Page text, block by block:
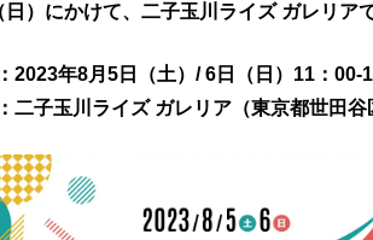
日）にかけて、二子玉川ライズ ガレリア
2023年8月5日（土）/ 6日（日）11：
二子玉川ライズ ガレリア（東京都世田